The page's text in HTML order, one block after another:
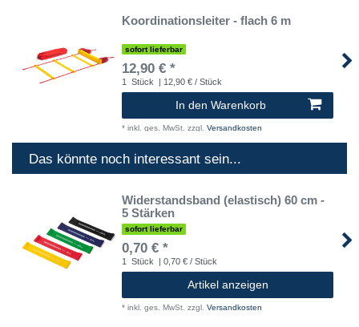
Koordinationsleiter - flach 6 m
sofort lieferbar
12,90 € *
1 Stück | 12,90 € / Stück
In den Warenkorb
* inkl. ges. MwSt. zzgl. Versandkosten
Das könnte noch interessant sein...
Widerstandsband (elastisch) 60 cm -
5 Stärken
sofort lieferbar
0,70 € *
1 Stück | 0,70 € / Stück
Artikel anzeigen
* inkl. ges. MwSt. zzgl. Versandkosten